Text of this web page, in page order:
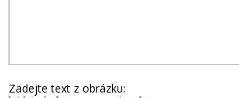
Zadejte text z obrázku: